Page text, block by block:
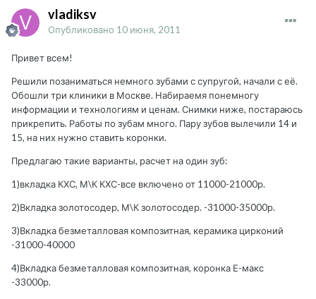
vladiksv
Опубликовано 10 июня, 2011
Привет всем!
Решили позаниматься немного зубами с супругой, начали с её.
Обошли три клиники в Москве. Набираемя понемногу
информации и технологиям и ценам. Снимки ниже, постараюсь
прикрепить. Работы по зубам много. Пару зубов вылечили 14 и
15, на них нужно ставить коронки.
Предлагаю такие варианты, расчет на один зуб:
1)вкладка КХС, М\К КХС-все включено от 11000-21000р.
2)Вкладка золотосодер, М\К золотосодер. -31000-35000р.
3)Вкладка безметалловая композитная, керамика цирконий
-31000-40000
4)Вкладка безметалловая композитная, коронка Е-макс
-33000р.